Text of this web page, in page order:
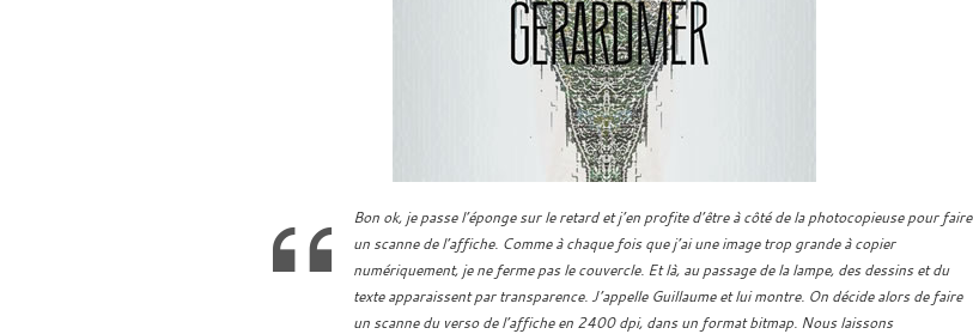
Bon ok, je passe l’éponge sur le retard et j’en profite d’être à côté de la photocopieuse pour faire
un scanne de l’affiche. Comme à chaque fois que j’ai une image trop grande à copier
numériquement, je ne ferme pas le couvercle. Et là, au passage de la lampe, des dessins et du
texte apparaissent par transparence. J’appelle Guillaume et lui montre. On décide alors de faire
un scanne du verso de l’affiche en 2400 dpi, dans un format bitmap. Nous laissons